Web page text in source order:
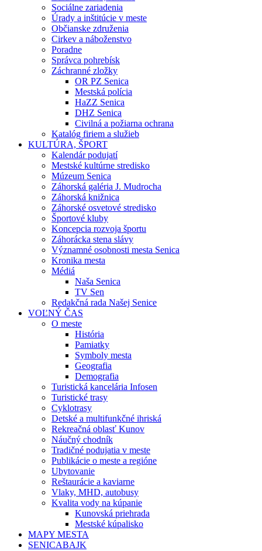
Sociálne zariadenia
Úrady a inštitúcie v meste
Občianske združenia
Cirkev a náboženstvo
Poradne
Správca pohrebísk
Záchranné zložky
OR PZ Senica
Mestská polícia
HaZZ Senica
DHZ Senica
Civilná a požiarna ochrana
Katalóg firiem a služieb
KULTÚRA, ŠPORT
Kalendár podujatí
Mestské kultúrne stredisko
Múzeum Senica
Záhorská galéria J. Mudrocha
Záhorská knižnica
Záhorské osvetové stredisko
Športové kluby
Koncepcia rozvoja športu
Záhorácka stena slávy
Významné osobnosti mesta Senica
Kronika mesta
Médiá
Naša Senica
TV Sen
Redakčná rada Našej Senice
VOĽNÝ ČAS
O meste
História
Pamiatky
Symboly mesta
Geografia
Demografia
Turistická kancelária Infosen
Turistické trasy
Cyklotrasy
Detské a multifunkčné ihriská
Rekreačná oblasť Kunov
Náučný chodník
Tradičné podujatia v meste
Publikácie o meste a regióne
Ubytovanie
Reštaurácie a kaviarne
Vlaky, MHD, autobusy
Kvalita vody na kúpanie
Kunovská priehrada
Mestské kúpalisko
MAPY MESTA
SENICABAJK